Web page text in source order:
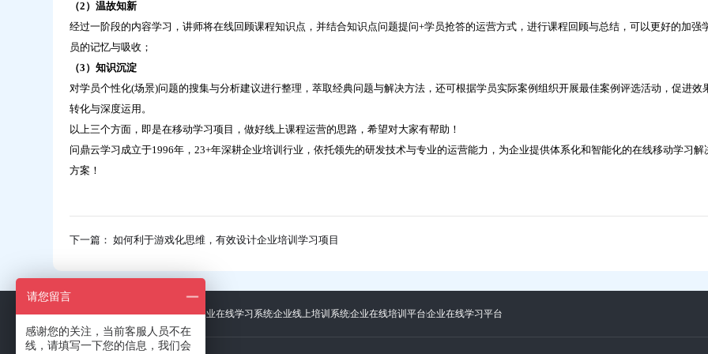
（2）温故知新
经过一阶段的内容学习，讲师将在线回顾课程知识点，并结合知识点问题提问+学员抢答的运营方式，进行课程回顾与总结，可以更好的加强
员的记忆与吸收；
（3）知识沉淀
对学员个性化(场景)问题的搜集与分析建议进行整理，萃取经典问题与解决方法，还可根据学员实际案例组织开展最佳案例评选活动，促进效
转化与深度运用。
以上三个方面，即是在移动学习项目，做好线上课程运营的思路，希望对大家有帮助！
问鼎云学习成立于1996年，23+年深耕企业培训行业，依托领先的研发技术与专业的运营能力，为企业提供体系化和智能化的在线移动学习解
方案！
下一篇： 如何利于游戏化思维，有效设计企业培训学习项目
友情链接：广东招标网上海礼品展企业在线学习系统企业线上培训系统企业在线培训平台企业在线学习平台
请您留言
感谢您的关注，当前客服人员不在
线，请填写一下您的信息，我们会